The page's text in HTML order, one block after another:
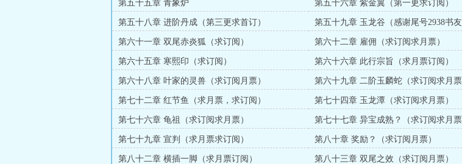
第五十五章 青象炉 第五十六章 紫金翼（第一更求订阅）
第五十八章 进阶丹成（第三更求首订）
第五十九章 玉龙谷（感谢尾号2938书
赏）
第六十一章 双尾赤炎狐（求订阅） 第六十二章 雇佣（求订阅求月票）
第六十五章 寒熙印（求订阅） 第六十六章 此行宗旨（求月票订阅）
第六十八章 叶家的灵兽（求订阅月票） 第六十九章 二阶玉麟蛇（求订阅求月票
第七十二章 红节鱼（求月票，求订阅） 第七十四章 玉龙潭（求订阅求月票）
第七十六章 龟祖（求订阅求月票） 第七十七章 异宝成熟？（求订阅求月票
第七十九章 宣判（求月票求订阅） 第八十章 奖励？（求订阅月票）
第八十二章 横插一脚（求月票订阅） 第八十三章 双尾之效（求订阅月票）